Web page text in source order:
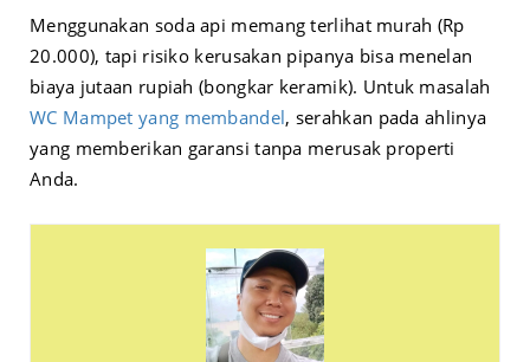
Menggunakan soda api memang terlihat murah (Rp
20.000), tapi risiko kerusakan pipanya bisa menelan
biaya jutaan rupiah (bongkar keramik). Untuk masalah
WC Mampet yang membandel, serahkan pada ahlinya
yang memberikan garansi tanpa merusak properti
Anda.